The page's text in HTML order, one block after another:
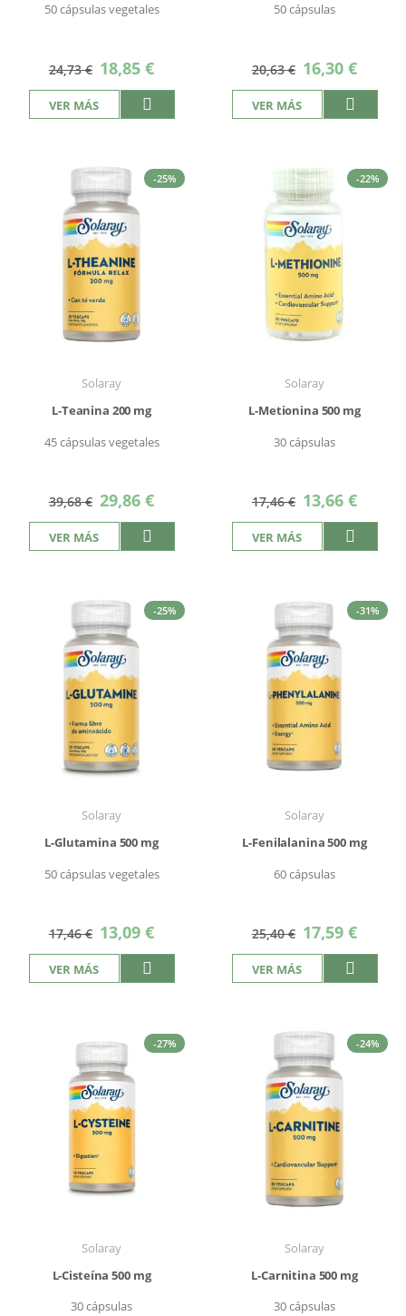
50 cápsulas vegetales
24,73 € Precio
especial
18,85 €
VER MÁS
50 cápsulas
20,63 € Precio
especial
16,30 €
VER MÁS
-25%
Solaray
L-Teanina 200 mg
45 cápsulas vegetales
39,68 € Precio
especial
29,86 €
VER MÁS
-22%
Solaray
L-Metionina 500 mg
30 cápsulas
17,46 € Precio
especial
13,66 €
VER MÁS
-25%
Solaray
L-Glutamina 500 mg
50 cápsulas vegetales
17,46 € Precio
especial
13,09 €
VER MÁS
-31%
Solaray
L-Fenilalanina 500 mg
60 cápsulas
25,40 € Precio
especial
17,59 €
VER MÁS
-27%
Solaray
L-Cisteína 500 mg
30 cápsulas
-24%
Solaray
L-Carnitina 500 mg
30 cápsulas